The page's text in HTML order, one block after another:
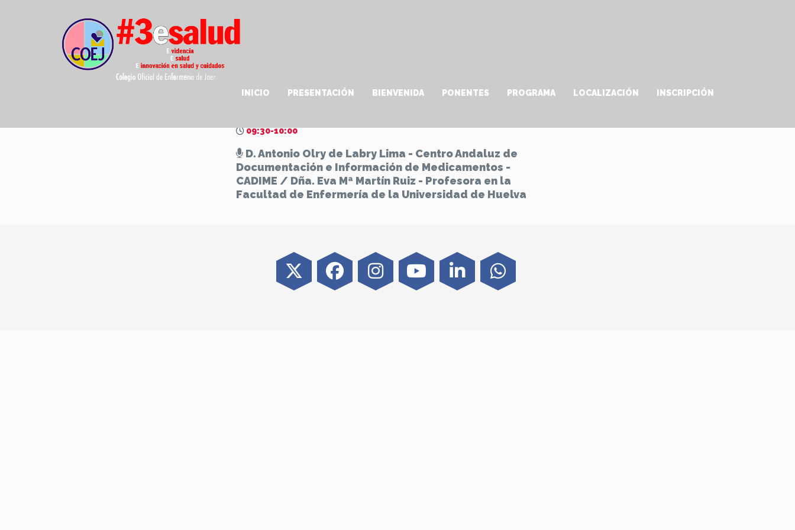
INICIO PRESENTACIÓN BIENVENIDA PONENTES PROGRAMA LOCALIZACIÓN INSCRIPCIÓN
09:30-10:00
D. Antonio Olry de Labry Lima - Centro Andaluz de
Documentación e Información de Medicamentos -
CADIME / Dña. Eva Mª Martín Ruiz - Profesora en la
Facultad de Enfermería de la Universidad de Huelva